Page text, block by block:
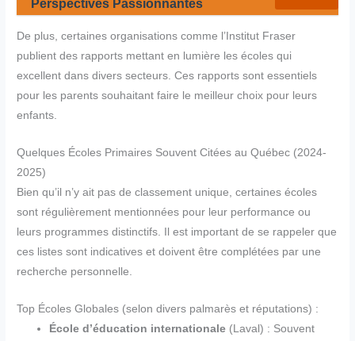
Perspectives Passionnantes
De plus, certaines organisations comme l’Institut Fraser
publient des rapports mettant en lumière les écoles qui
excellent dans divers secteurs. Ces rapports sont essentiels
pour les parents souhaitant faire le meilleur choix pour leurs
enfants.
Quelques Écoles Primaires Souvent Citées au Québec (2024-
2025)
Bien qu’il n’y ait pas de classement unique, certaines écoles
sont régulièrement mentionnées pour leur performance ou
leurs programmes distinctifs. Il est important de se rappeler que
ces listes sont indicatives et doivent être complétées par une
recherche personnelle.
Top Écoles Globales (selon divers palmarès et réputations) :
École d’éducation internationale (Laval) : Souvent